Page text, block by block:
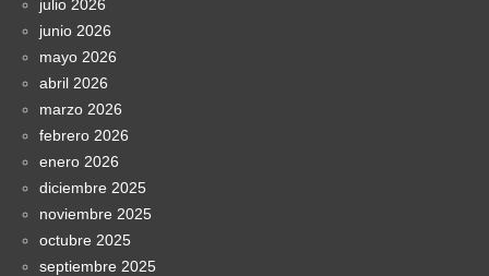
julio 2026
junio 2026
mayo 2026
abril 2026
marzo 2026
febrero 2026
enero 2026
diciembre 2025
noviembre 2025
octubre 2025
septiembre 2025